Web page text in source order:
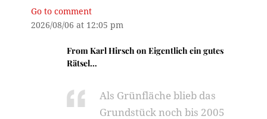
Go to comment
2026/08/06 at 12:05 pm
FromKarl HirschonEigentlich ein gutes
Rätsel…
Als Grünfläche blieb das
Grundstück noch bis 2005